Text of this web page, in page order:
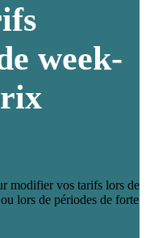
week-
modifier vos tarifs lors de
lors de périodes de forte